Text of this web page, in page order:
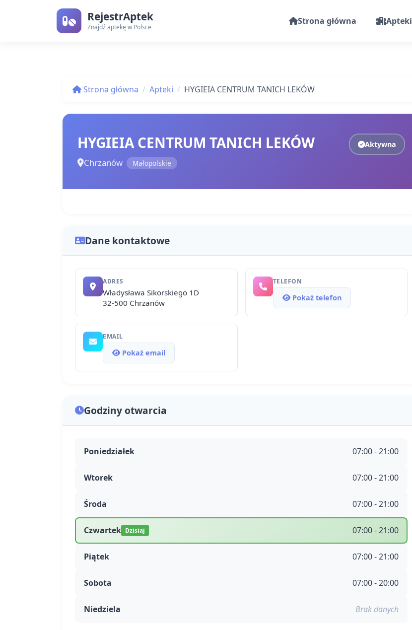
RejestrAptek
Znajdź aptekę w Polsce
Strona główna Apteki
Strona główna Apteki HYGIEIA CENTRUM TANICH LEKÓW
HYGIEIA CENTRUM TANICH LEKÓW
Chrzanów Małopolskie
Aktywna
Dane kontaktowe
ADRES
Władysława Sikorskiego 1D
32-500 Chrzanów
TELEFON
Pokaż telefon
EMAIL
Pokaż email
Godziny otwarcia
Poniedziałek 07:00 - 21:00
Wtorek 07:00 - 21:00
Środa 07:00 - 21:00
Czwartek Dzisiaj 07:00 - 21:00
Piątek 07:00 - 21:00
Sobota 07:00 - 20:00
Niedziela Brak danych